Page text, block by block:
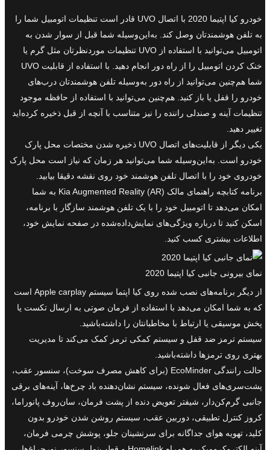
خودرو کیا اپتیما 2020 با اتصال UVO قادر است تنظیمات اتومبیل شما را
به تلفن هوشمندتان وصل کند. به‌این‌وسیله شما قبل از سوار شدن به
اتومبیل می‌توانید با استفاده از UVO تنظیمات مورد‌نظرتان مثل گرم یا
خنک‌ کردن اتومبیل را از راه دور انجام دهید. با استفاده از قابلیت UVO
شما هم‌چنین می‌توانید از راه دور به‌وسیله تلفن هوشمندتان درب‌های
خودرو را قفل یا باز کنید. هم‌چنین می‌توانید با استفاده از حافظه موجود
تنظیمات آینه و صندلی راننده را نیز متناسب با آنچه از قبل ذخیره کرده‌اید
تغییر دهید.
یکی دیگر از قابلیت‌های اتصال UVO ذخیره شدن مختصات محل پارک
خودرو است. به‌این‌وسیله شما می‌توانید هر زمان که نیاز است محل پارک
خودروی خود را با اتصال تلفن هوشمند خود روی نقشه دقیقا بیابید.
برنامه کتابچه راهنمای مالک Kia Augmented Reality (AR) به شما
امکان می‌دهد تا اتومبیل خود را با یک تلفن‌ هوشمند سازگار با برنامه،
اسکن کنید تا درباره ویژگی‌های نمایش‌داده‌شده در صفحه نمایش خود،
اطلاعات بیشتری کسب کنید.
نمای بیرونی جانبی کیا اپتیما 2020
از دیگر برنامه‌های نصب شده روی کیا اپتما سیستم Apple carplay است
که به شما امکان می‌دهد با استفاده از فرمان صوتی به ارسال تکست یا
پخش موسیقی یا ارتباط با مخاطبانتان را داشته‌باشید.
سیستم ترمز ضد قفل و سیستم کمکی ترمز کمک می‌کند تا مدیریت
بهتری روی ترمزها داشته‌باشید.
حالت رانندگی EcoMinder (برای کاهش مصرف سوخت)، سنسور عقب،
پشت‌سری‌های فعال شونده، سیستم نشان‌دهنده باد چرخ‌ها، آینه‌های برقی
جانبی گرم‌کن‌دار، شیفتر تعویض دنده از پشت فرمان، سان‌روف پانوراما،
کروز کنترل تطبیقی، دوربین عقب، سیستم روشن شدن خودرو بدون
کلید، تهویه هوای جداگانه برای سرنشینان جلو، پوشش چرمی فرمان،